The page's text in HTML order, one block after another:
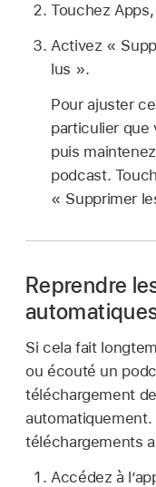
Touchez
Activez «
lus ».
Pour ajuster
particulier que
puis
podcast.
« Supprimer
Reprendre
Si cela fait
ou écouté un
téléchargement
automatiquement.
téléchargements
Accédez à